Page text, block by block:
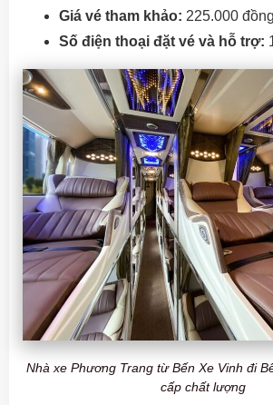
Giá vé tham khảo: 225.000
Số điện thoại đặt vé và hỗ trợ:
Nhà xe Phương Trang từ Bến Xe Vinh đi
cấp chất lượng